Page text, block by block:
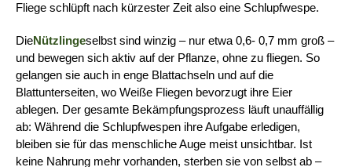
Fliege schlüpft nach kürzester Zeit also eine Schlupfwespe.
DieNützlingeselbst sind winzig – nur etwa 0,6- 0,7 mm groß –
und bewegen sich aktiv auf der Pflanze, ohne zu fliegen. So
gelangen sie auch in enge Blattachseln und auf die
Blattunterseiten, wo Weiße Fliegen bevorzugt ihre Eier
ablegen. Der gesamte Bekämpfungsprozess läuft unauffällig
ab: Während die Schlupfwespen ihre Aufgabe erledigen,
bleiben sie für das menschliche Auge meist unsichtbar. Ist
keine Nahrung mehr vorhanden, sterben sie von selbst ab –